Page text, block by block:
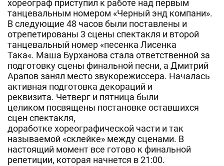
хореограф приступил к работе над первым
танцевальным номером «Черный энд компани».
В следующие 48 часов были поставлены и
отрепетированы 3 сцены спектакля и второй
танцевальный номер «песенка Лисенка
Така«. Маша Бурханова стала ответственной за
подготовку сцены финальной песни, а Дмитрий
Арапов занял место звукорежиссера. Началась
активная подготовка декораций и
реквизита. Четверг и пятница были
целиком посвящены постановке оставшихся
сцен спектакля,
доработке хореографической части и так
называемой «склейке» между сценами. В
настоящий момент все готово к финальной
репетиции, которая начнется в 21:00.